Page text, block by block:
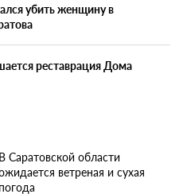
убить женщину в
реставрация Дома
В Саратовской области
ветреная и сухая
погода